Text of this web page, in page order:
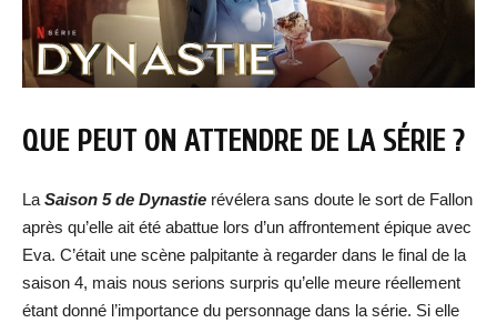
QUE PEUT ON ATTENDRE DE LA SÉRIE ?
La Saison 5 de Dynastie révélera sans doute le sort de Fallon
après qu’elle ait été abattue lors d’un affrontement épique avec
Eva. C’était une scène palpitante à regarder dans le final de la
saison 4, mais nous serions surpris qu’elle meure réellement
étant donné l’importance du personnage dans la série. Si elle